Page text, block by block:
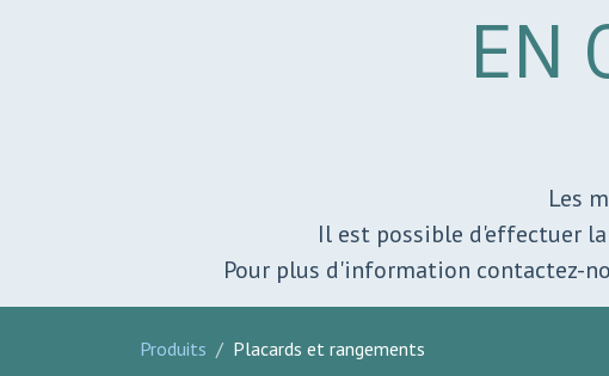
EN
Les
Il est possible d'effectuer
Pour plus d'information contactez-
Produits Placards et rangements